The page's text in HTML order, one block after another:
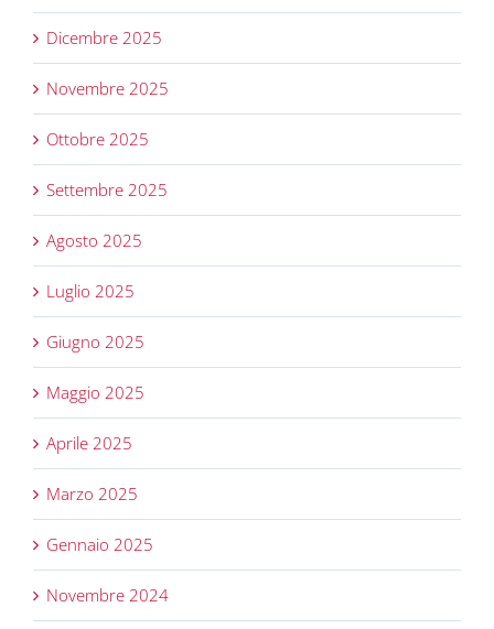
Dicembre 2025
Novembre 2025
Ottobre 2025
Settembre 2025
Agosto 2025
Luglio 2025
Giugno 2025
Maggio 2025
Aprile 2025
Marzo 2025
Gennaio 2025
Novembre 2024